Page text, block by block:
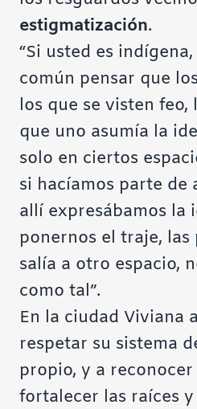
estigmatización.
“Si usted es
común pensar que
los que se visten feo,
que uno asumía la
solo en ciertos
si hacíamos parte de
allí expresábamos la
ponernos el traje, las
salía a otro espacio,
como tal”.
En la ciudad Viviana
respetar su sistema
propio, y a
fortalecer las raíces